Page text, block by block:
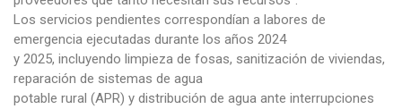
Los servicios pendientes correspondían a labores de
emergencia ejecutadas durante los años 2024
y 2025, incluyendo limpieza de fosas, sanitización de viviendas,
reparación de sistemas de agua
potable rural (APR) y distribución de agua ante interrupciones